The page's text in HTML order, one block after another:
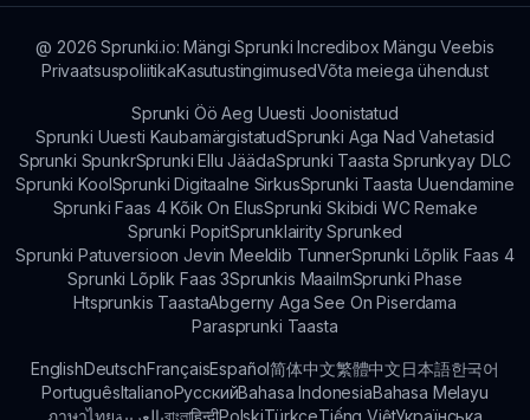
@ 2026 Sprunki.io: Mängi Sprunki Incredibox Mängu Veebis
PrivaatsuspoliitikaKasutustingimusedVõta meiega ühendust
Sprunki Öö Aeg Uuesti Joonistatud
Sprunki Uuesti KaubamärgistatudSprunki Aga Nad Vahetasid
Sprunki SpunkrSprunki Ellu JäädaSprunki Taasta Sprunkyay DLC
Sprunki KoolSprunki Digitaalne SirkusSprunki Taasta Uuendamine
Sprunki Faas 4 Kõik On ElusSprunki Skibidi WC Remake
Sprunki PopitSprunklairity Sprunked
Sprunki Patuversioon Jevin Meeldib TunnerSprunki Lõplik Faas 4
Sprunki Lõplik Faas 3Sprunkis MaailmSprunki Phase
Htsprunkis TaastaAbgerny Aga See On Piserdama
Parasprunki Taasta
EnglishDeutschFrançaisEspañol简体中文繁體中文日本語한국어
PortuguêsItalianoРусскийBahasa IndonesiaBahasa Melayu
ภาษาไทยبالعربيةবাংলাहिन्दीPolskiTürkçeTiếng ViệtУкраїнська